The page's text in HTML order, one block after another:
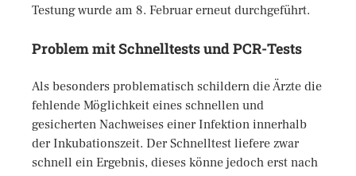
Testung wurde am 8. Februar erneut durchgeführt.
Problem mit Schnelltests und PCR-Tests
Als besonders problematisch schildern die Ärzte die
fehlende Möglichkeit eines schnellen und
gesicherten Nachweises einer Infektion innerhalb
der Inkubationszeit. Der Schnelltest liefere zwar
schnell ein Ergebnis, dieses könne jedoch erst nach